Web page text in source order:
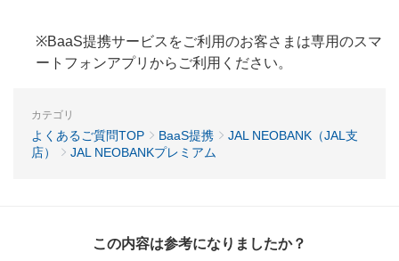
※BaaS提携サービスをご利用のお客さまは専用のスマ
ートフォンアプリからご利用ください。
カテゴリ
よくあるご質問TOP BaaS提携
JAL NEOBANK（JAL支
店）
JAL NEOBANKプレミアム
この内容は参考になりましたか？